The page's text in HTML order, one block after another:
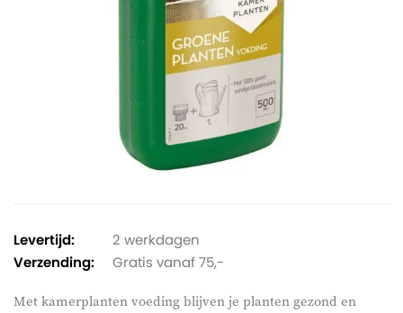
Met kamerplanten voeding blijven je planten gezond en
Levertijd:
2 werkdagen
Verzending:
Gratis vanaf 75,-